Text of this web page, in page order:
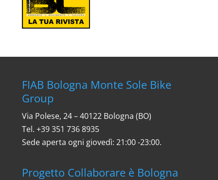
FIAB Bologna Monte Sole Bike
Group
Via Polese, 24 – 40122 Bologna (BO)
Tel. ‎+39 351 736 8935
Sede aperta ogni giovedì: 21:00 -23:00.
Progetto Collaborare è Bologna